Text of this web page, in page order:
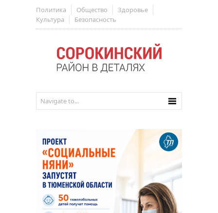
Политика Общество
Здоровье
Культура
Безопасность